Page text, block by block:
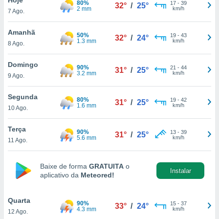
lhe
e
com
Pode
e
a
a
7 Ago.
80%
2 mm
32° / 25° 17- 39
km/h
Amanhã
8 Ago.
50%
1.3 mm
32° / 24° 19- 43
km/h
Domingo
9 Ago.
90%
3.2 mm
31° / 25° 21 - 44
km/h
Segunda
10 Ago.
80%
1.6 mm
31° / 25° 19- 42
km/h
Terça
11 Ago.
90%
5.6 mm
31° / 25° 13- 39
km/h
Baixe de forma GRATUITA o
aplicativo da Meteored!
Instalar
Quarta
12 Ago.
90%
4.3 mm
33° / 24° 15- 37
km/h